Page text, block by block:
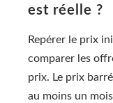
est réelle ?
Repérer le prix
comparer les
prix. Le prix
au moins un